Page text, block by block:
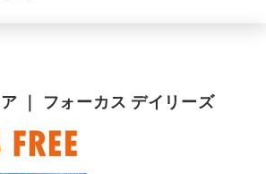
｜ フォーカス デイリーズ